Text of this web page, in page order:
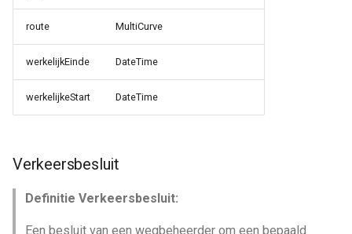
route MultiCurve
werkelijkEinde DateTime
werkelijkeStart DateTime
Verkeersbesluit
Definitie Verkeersbesluit:
Een besluit van een wegbeheerder om een bepaald